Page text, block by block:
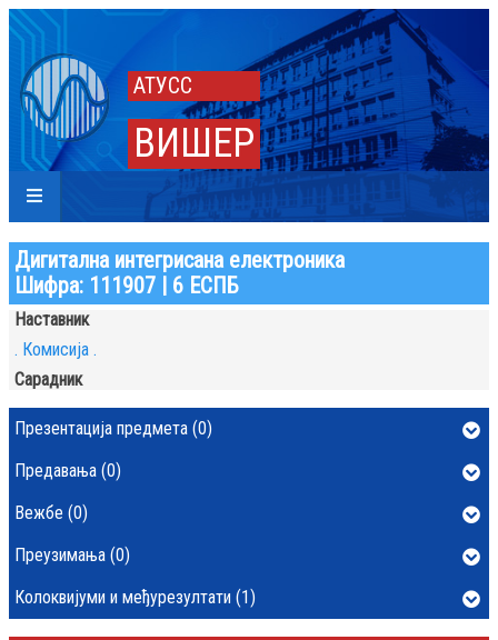
АТУСС
ВИШЕР
Дигитална интегрисана електроника
Шифра: 111907 | 6 ЕСПБ
Наставник
. Комисија .
Сарадник
Презентација предмета (0)
Предавања (0)
Вежбе (0)
Преузимања (0)
Колоквијуми и међурезултати (1)